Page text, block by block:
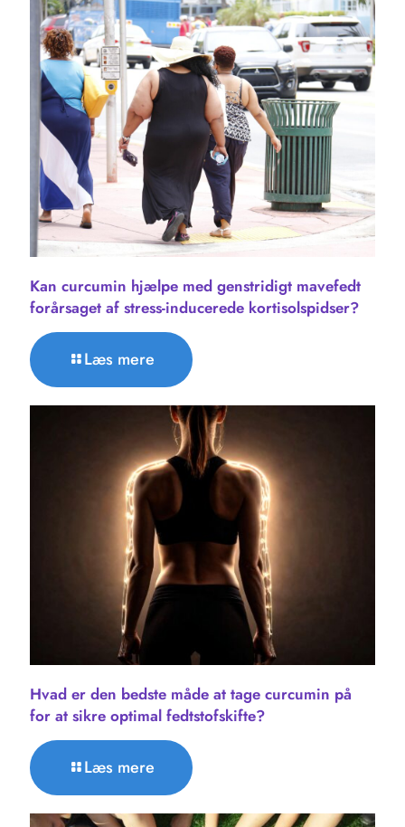
Kan curcumin hjælpe med genstridigt mavefedt
forårsaget af stress-inducerede kortisolspidser?
Læs mere
Hvad er den bedste måde at tage curcumin på
for at sikre optimal fedtstofskifte?
Læs mere